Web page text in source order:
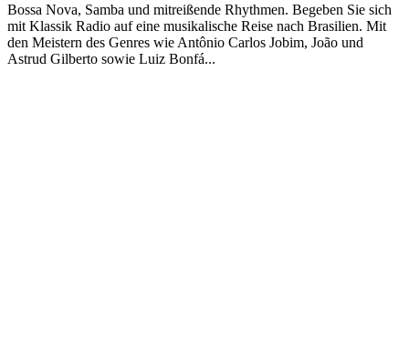
Bossa Nova, Samba und mitreißende Rhythmen. Begeben Sie sich
mit Klassik Radio auf eine musikalische Reise nach Brasilien. Mit
den Meistern des Genres wie Antônio Carlos Jobim, João und
Astrud Gilberto sowie Luiz Bonfá...